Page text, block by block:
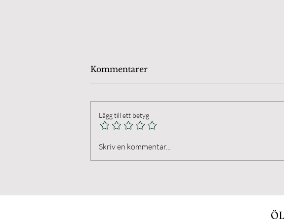
Öland Chamber Players.
Kommentarer
Lägg till ett betyg
Skriv en kommentar...